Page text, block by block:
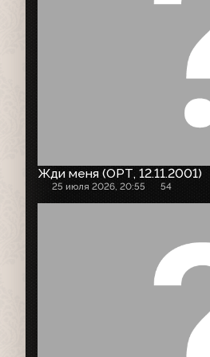
Жди меня (ОРТ, 12.11.2001)
25 июля 2026, 20:55 54